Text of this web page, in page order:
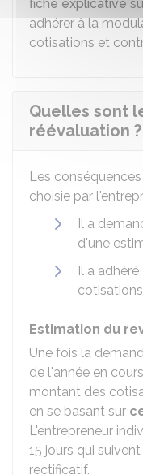
fiche explicative
adhérer à la
cotisations et
Quelles sont
réévaluation ?
Les
choisie par
Il a
d'une
Il a
Estimation du
Une fois la
de l'année en
montant des
en se basant sur
L'entrepreneur
15 jours qui
rectificatif.